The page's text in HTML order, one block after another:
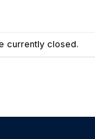
currently closed.